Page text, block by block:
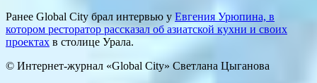
Ранее Global City брал интервью у Евгения Урюпина, в
котором ресторатор рассказал об азиатской кухни и своих
проектах в столице Урала.
© Интернет-журнал «Global City» Светлана Цыганова